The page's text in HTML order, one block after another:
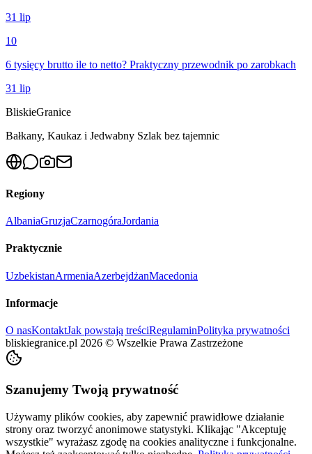
31 lip
10
6 tysięcy brutto ile to netto? Praktyczny przewodnik po zarobkach
31 lip
BliskieGranice
Bałkany, Kaukaz i Jedwabny Szlak bez tajemnic
Regiony
AlbaniaGruzjaCzarnogóraJordania
Praktycznie
UzbekistanArmeniaAzerbejdżanMacedonia
Informacje
O nasKontaktJak powstają treściRegulaminPolityka prywatności
bliskiegranice.pl 2026 © Wszelkie Prawa Zastrzeżone
Szanujemy Twoją prywatność
Używamy plików cookies, aby zapewnić prawidłowe działanie
strony oraz tworzyć anonimowe statystyki. Klikając "Akceptuję
wszystkie" wyrażasz zgodę na cookies analityczne i funkcjonalne.